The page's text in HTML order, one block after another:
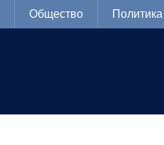
Общество Политика